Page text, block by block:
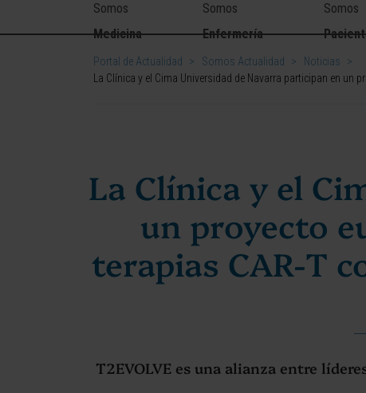
Somos
Medicina
Somos
Enfermería
Somos
Portal de Actualidad > Somos Actualidad > Noticias
>
La Clínica y el Cima Universidad de Navarra participan en
La Clínica y el
un proyecto
terapias CAR-T
T2EVOLVE es una alianza entre